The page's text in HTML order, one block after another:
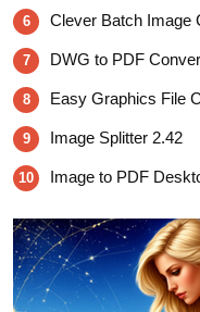
6 Clever Batch Image
7 DWG to PDF
8 Easy Graphics File
9 Image Splitter 2.42
10 Image to PDF